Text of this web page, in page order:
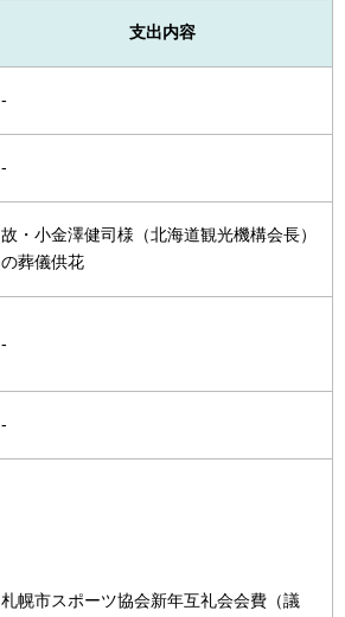
支出内容
-
-
故・小金澤健司様（北海道観光機構会長）
の葬儀供花
-
-
札幌市スポーツ協会新年互礼会会費（議